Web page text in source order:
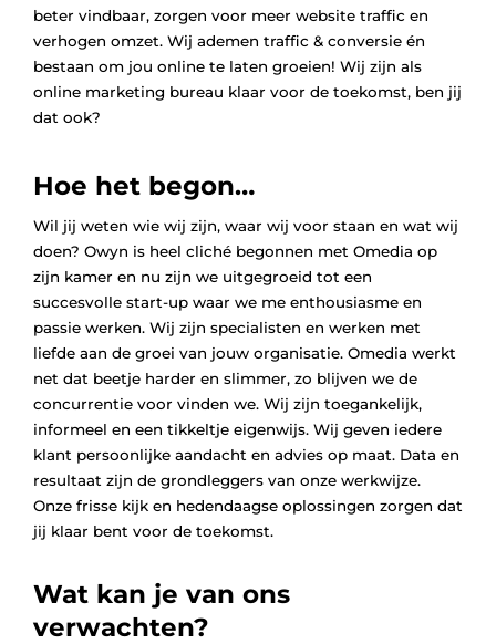
beter vindbaar, zorgen voor meer website traffic en
verhogen omzet. Wij ademen traffic & conversie én
bestaan om jou online te laten groeien! Wij zijn als
online marketing bureau klaar voor de toekomst, ben jij
dat ook?
Hoe het begon…
Wil jij weten wie wij zijn, waar wij voor staan en wat wij
doen? Owyn is heel cliché begonnen met Omedia op
zijn kamer en nu zijn we uitgegroeid tot een
succesvolle start-up waar we me enthousiasme en
passie werken. Wij zijn specialisten en werken met
liefde aan de groei van jouw organisatie. Omedia werkt
net dat beetje harder en slimmer, zo blijven we de
concurrentie voor vinden we. Wij zijn toegankelijk,
informeel en een tikkeltje eigenwijs. Wij geven iedere
klant persoonlijke aandacht en advies op maat. Data en
resultaat zijn de grondleggers van onze werkwijze.
Onze frisse kijk en hedendaagse oplossingen zorgen dat
jij klaar bent voor de toekomst.
Wat kan je van ons
verwachten?